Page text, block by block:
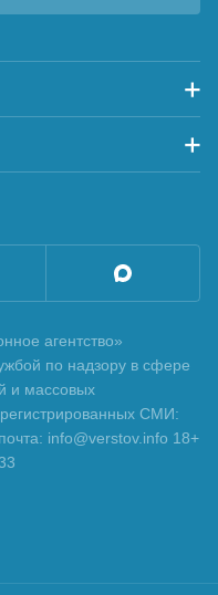
агентство»
по надзору в сфере
и массовых
СМИ:
info@verstov.info 18+